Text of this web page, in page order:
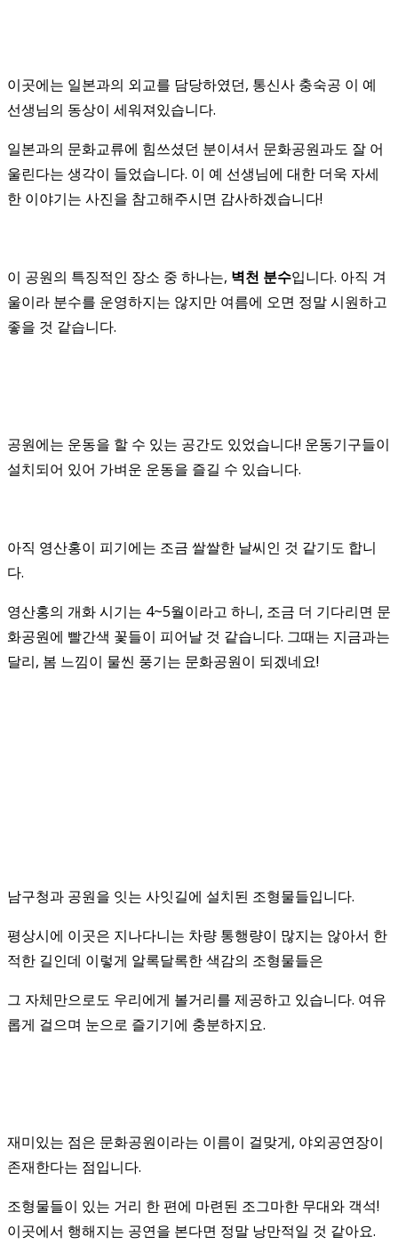
이곳에는 일본과의 외교를 담당하였던, 통신사 충숙공 이 예
선생님의 동상이 세워져있습니다.
일본과의 문화교류에 힘쓰셨던 분이셔서 문화공원과도 잘 어
울린다는 생각이 들었습니다. 이 예 선생님에 대한 더욱 자세
한 이야기는 사진을 참고해주시면 감사하겠습니다!
이 공원의 특징적인 장소 중 하나는, 벽천 분수입니다. 아직 겨
울이라 분수를 운영하지는 않지만 여름에 오면 정말 시원하고
좋을 것 같습니다.
공원에는 운동을 할 수 있는 공간도 있었습니다! 운동기구들이
설치되어 있어 가벼운 운동을 즐길 수 있습니다.
아직 영산홍이 피기에는 조금 쌀쌀한 날씨인 것 같기도 합니
다.
영산홍의 개화 시기는 4~5월이라고 하니, 조금 더 기다리면 문
화공원에 빨간색 꽃들이 피어날 것 같습니다. 그때는 지금과는
달리, 봄 느낌이 물씬 풍기는 문화공원이 되겠네요!
남구청과 공원을 잇는 사잇길에 설치된 조형물들입니다.
평상시에 이곳은 지나다니는 차량 통행량이 많지는 않아서 한
적한 길인데 이렇게 알록달록한 색감의 조형물들은
그 자체만으로도 우리에게 볼거리를 제공하고 있습니다. 여유
롭게 걸으며 눈으로 즐기기에 충분하지요.
재미있는 점은 문화공원이라는 이름이 걸맞게, 야외공연장이
존재한다는 점입니다.
조형물들이 있는 거리 한 편에 마련된 조그마한 무대와 객석!
이곳에서 행해지는 공연을 본다면 정말 낭만적일 것 같아요.